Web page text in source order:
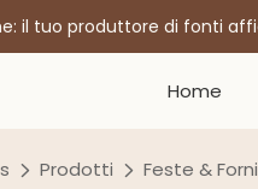
il tuo produttore di fonti
Home
Prodotti Feste &